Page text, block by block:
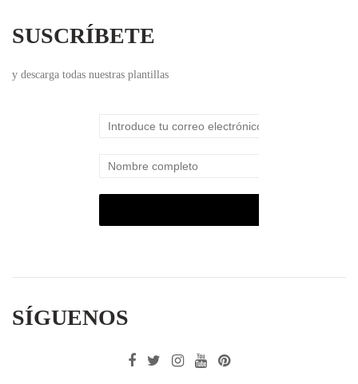
SUSCRÍBETE
y descarga todas nuestras plantillas
SÍGUENOS